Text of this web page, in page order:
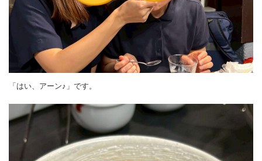
「はい、アーン♪」です。